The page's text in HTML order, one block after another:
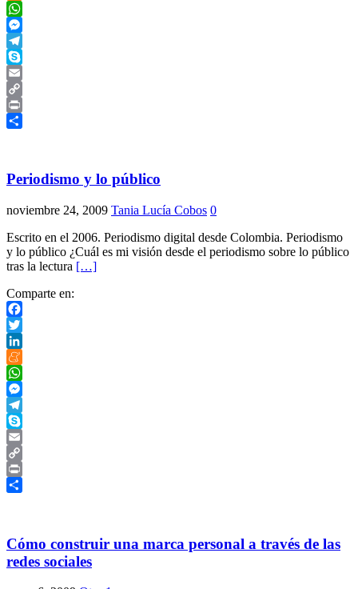
Meneame
WhatsApp
Messenger
Telegram
Skype
Email
Copy
Link
Print
Periodismo y lo público
noviembre 24, 2009 Tania Lucía Cobos 0
Escrito en el 2006. Periodismo digital desde Colombia. Periodismo
y lo público ¿Cuál es mi visión desde el periodismo sobre lo público
tras la lectura […]
Comparte en:
Facebook
Twitter
LinkedIn
Meneame
WhatsApp
Messenger
Telegram
Skype
Email
Copy
Link
Print
Cómo construir una marca personal a través de las
redes sociales